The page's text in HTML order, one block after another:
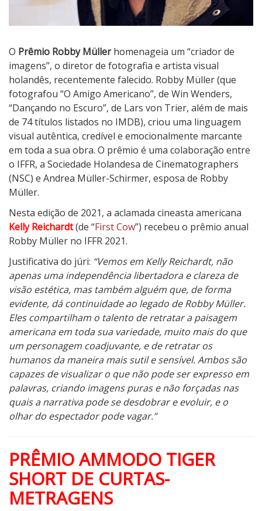
O Prêmio Robby Müllerhomenageia um “criador de
imagens”, o diretor de fotografia e artista visual
holandês, recentemente falecido. Robby Müller (que
fotografou “O Amigo Americano”, de Win Wenders,
“Dançando no Escuro”, de Lars von Trier, além de mais
de 74 títulos listados no IMDB), criou uma linguagem
visual autêntica, credível e emocionalmente marcante
em toda a sua obra. O prêmio é uma colaboração entre
o IFFR, a Sociedade Holandesa de Cinematographers
(NSC) e Andrea Müller-Schirmer, esposa de Robby
Müller.
Nesta edição de 2021, a aclamada cineasta americana
Kelly Reichardt(de “First Cow”) recebeu o prêmio anual
Robby Müller no IFFR 2021.
Justificativa do júri: “Vemos em Kelly Reichardt, não
apenas uma independência libertadora e clareza de
visão estética, mas também alguém que, de forma
evidente, dá continuidade ao legado de Robby Müller.
Eles compartilham o talento de retratar a paisagem
americana em toda sua variedade, muito mais do que
um personagem coadjuvante, e de retratar os
humanos da maneira mais sutil e sensível. Ambos são
capazes de visualizar o que não pode ser expresso em
palavras, criando imagens puras e não forçadas nas
quais a narrativa pode se desdobrar e evoluir, e o
olhar do espectador pode vagar.”
PRÊMIO AMMODO TIGER
SHORT DE CURTAS-
METRAGENS